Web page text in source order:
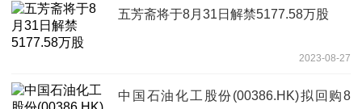
五芳斋将于8月31日解禁5177.58万股
2023-08-27
中国石油化工股份(00386.HK)拟回购8